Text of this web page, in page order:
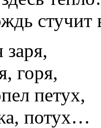
стучит
горя,
петух,
потух…